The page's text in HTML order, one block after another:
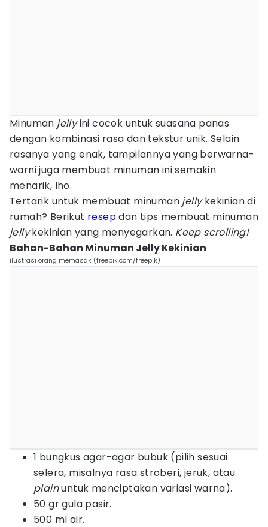
Minuman jellyini cocok untuk suasana panas
dengan kombinasi rasa dan tekstur unik. Selain
rasanya yang enak, tampilannya yang berwarna-
warni juga membuat minuman ini semakin
menarik, lho.
Tertarik untuk membuat minuman jellykekinian di
rumah? Berikut resepdan tips membuat minuman
jellykekinian yang menyegarkan. Keep scrolling!
Bahan-Bahan Minuman Jelly Kekinian
ilustrasi orang memasak (freepik.com/freepik)
1 bungkus agar-agar bubuk (pilih sesuai
selera, misalnya rasa stroberi, jeruk, atau
plainuntuk menciptakan variasi warna).
50 gr gula pasir.
500 ml air.